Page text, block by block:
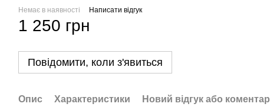
Немає в наявності Написати відгук
1 250 грн
Повідомити, коли з'явиться
Опис Характеристики Новий відгук або коментар